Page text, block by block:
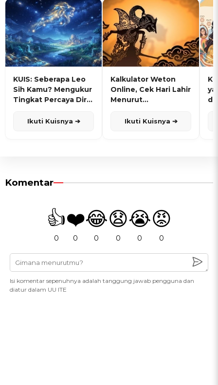
KUIS: Seberapa Leo
Sih Kamu? Mengukur
Tingkat Percaya Diri
Ikuti Kuisnya ➔
Kalkulator Weton
Online, Cek Hari Lahir
Menurut
Ikuti Kuisnya ➔
Komentar
👍
0
❤️
0
😂
0
😧
0
😭
0
😡
0
Isi komentar sepenuhnya adalah tanggung jawab pengguna dan
diatur dalam UU ITE